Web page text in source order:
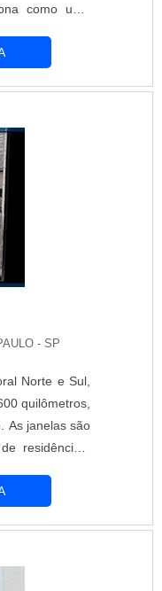
como uma
interfere na
- SP
Norte e Sul,
quilômetros,
As janelas são
residências,
para a